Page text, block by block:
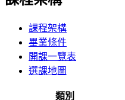
課程架構
畢業條件
開課一覽表
選課地圖
類別